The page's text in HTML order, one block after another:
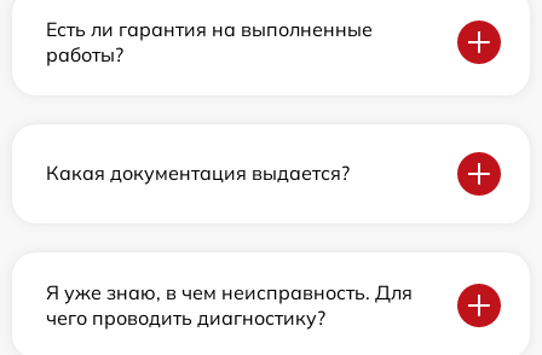
Есть ли гарантия на выполненные
работы?
Какая документация выдается?
Я уже знаю, в чем неисправность. Для
чего проводить диагностику?